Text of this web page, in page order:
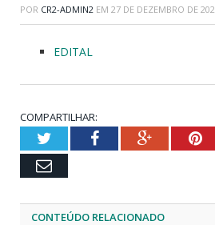
POR CR2-ADMIN2 EM 27 DE DEZEMBRO DE
EDITAL
COMPARTILHAR:
TwitterFacebookGoogle+
Email
CONTEÚDO RELACIONADO